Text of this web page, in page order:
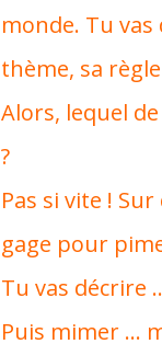
monde. Tu
thème, sa
Alors, lequel
?
Pas si vite !
gage pour
Tu vas décrire
Puis mimer …